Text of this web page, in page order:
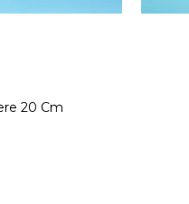
20 Cm